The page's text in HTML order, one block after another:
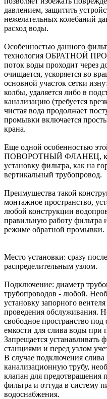
давлением, защитить
нежелательных колебаний
расход воды.
Особенностью данного
технология ОБРАТНОЙ
поток воды проходит через
очищается, ускоряется во
основной участок сетки
колбы, удаляется либо в
канализацию (требуется
чистая вода продолжает
промывки включается
крана.
Еще одной особенностью
ПОВОРОТНЫЙ ФЛАНЕЦ,
установку фильтра, как на
вертикальный трубопровод.
Преимущества такой
монтажное пространство,
любой конструкции
правильную работу
режиме обратной промывки.
Место установки: сразу
распределительным узлом.
Подключение: диаметр
трубопроводов - любой.
установку запорного
проведения обслуживания.
свободное пространство
емкости для слива воды при
Запрещается устанавливать
станциями и перед узлом
В случае подключения
канализационную трубу,
клапан для предотвращения
фильтра и оттуда в систему
водоснабжения.